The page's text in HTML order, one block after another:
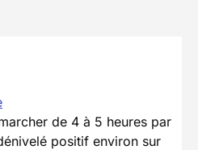
de 4 à 5 heures par
positif environ sur